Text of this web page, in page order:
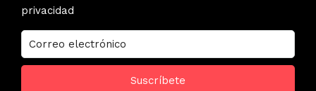
privacidad